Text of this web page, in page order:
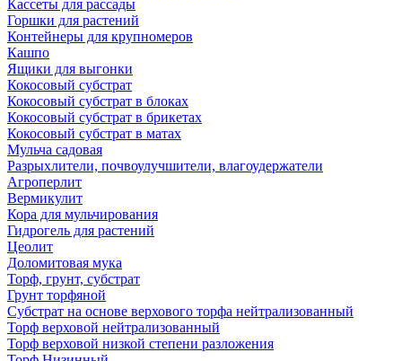
Кассеты для рассады
Горшки для растений
Контейнеры для крупномеров
Кашпо
Ящики для выгонки
Кокосовый субстрат
Кокосовый субстрат в блоках
Кокосовый субстрат в брикетах
Кокосовый субстрат в матах
Мульча садовая
Разрыхлители, почвоулучшители, влагоудержатели
Агроперлит
Вермикулит
Кора для мульчирования
Гидрогель для растений
Цеолит
Доломитовая мука
Торф, грунт, субстрат
Грунт торфяной
Субстрат на основе верхового торфа нейтрализованный
Торф верховой нейтрализованный
Торф верховой низкой степени разложения